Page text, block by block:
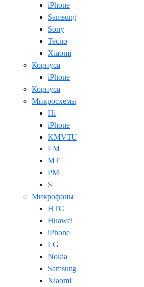
iPhone
Samsung
Sony
Tecno
Xiaomi
Корпуса
iPhone
Корпуса
Микросхемы
Hi
iPhone
KMVTU
LM
MT
PM
S
Микрофоны
HTC
Huawei
iPhone
LG
Nokia
Samsung
Xiaomi